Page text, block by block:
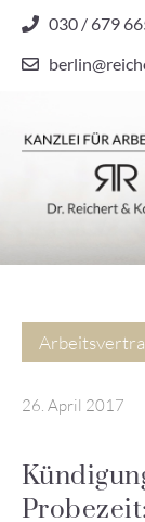
content
030 / 679
26. April 2017